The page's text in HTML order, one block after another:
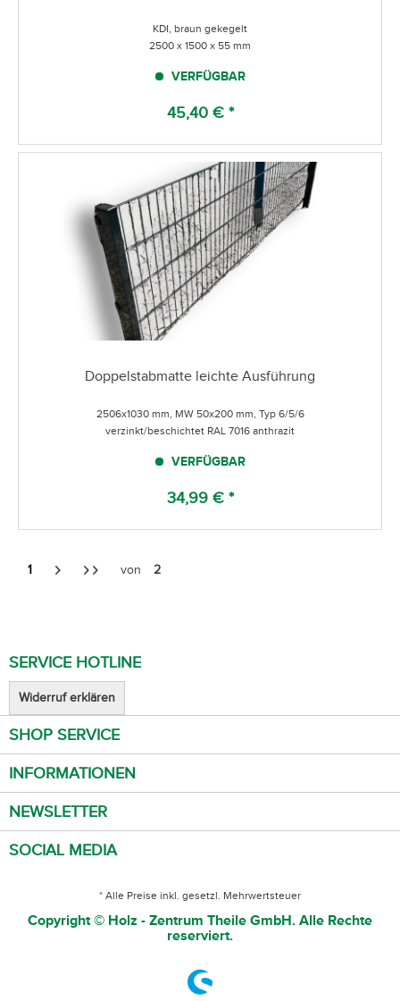
KDI, braun gekegelt
2500 x 1500 x 55 mm
VERFÜGBAR
45,40 € *
Doppelstabmatte leichte Ausführung
2506x1030 mm, MW 50x200 mm, Typ 6/5/6
verzinkt/beschichtet RAL 7016 anthrazit
VERFÜGBAR
34,99 € *
1 von 2
SERVICE HOTLINE
Widerruf erklären
SHOP SERVICE
INFORMATIONEN
NEWSLETTER
SOCIAL MEDIA
* Alle Preise inkl. gesetzl. Mehrwertsteuer
Copyright © Holz - Zentrum Theile GmbH. Alle Rechte
reserviert.